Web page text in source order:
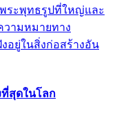
พระพุทธรูปที่ใหญ่และ
วามหมายทาง
อยู่ในสิ่งก่อสร้างอัน
สุดในโลก